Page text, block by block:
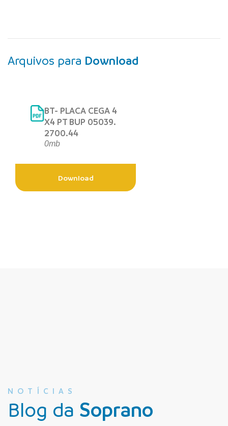
Arquivos para Download
BT- PLACA CEGA 4
X4 PT BUP 05039.
2700.44
0mb
Download
NOTÍCIAS
Blog da Soprano